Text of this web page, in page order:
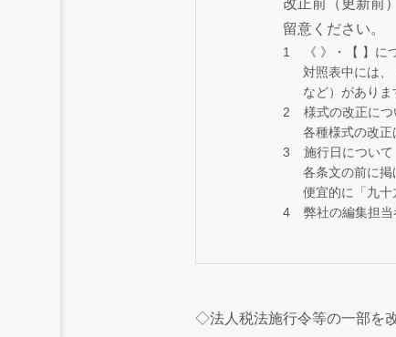
改正前（更新前
留意ください。
《 》・【 】に
対照表中には、
など）があり
様式の改正につ
各種様式の改正
施行日について
各条文の前に掲
便宜的に「九十
弊社の編集担
◇法人税法施行令等の一部を